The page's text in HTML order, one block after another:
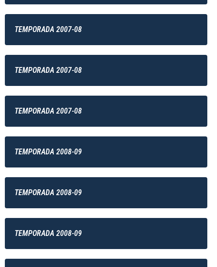
TEMPORADA 2007-08
TEMPORADA 2007-08
TEMPORADA 2007-08
TEMPORADA 2008-09
TEMPORADA 2008-09
TEMPORADA 2008-09